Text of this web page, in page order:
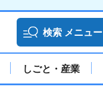
検索 メニュー
しごと・産業